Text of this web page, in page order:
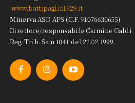
www.battipaglia1929.it
Minerva ASD APS (C.F. 91076630655)
Direttore/responsabile Carmine Galdi
Reg. Trib. Sa n.1041 del 22.02.1999.